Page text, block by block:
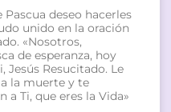
deseo hacerles
unido en la oración
«Nosotros,
de esperanza, hoy
Jesús Resucitado. Le
la muerte y te
Ti, que eres la Vida»